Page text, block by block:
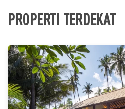
PROPERTI TERDEKAT